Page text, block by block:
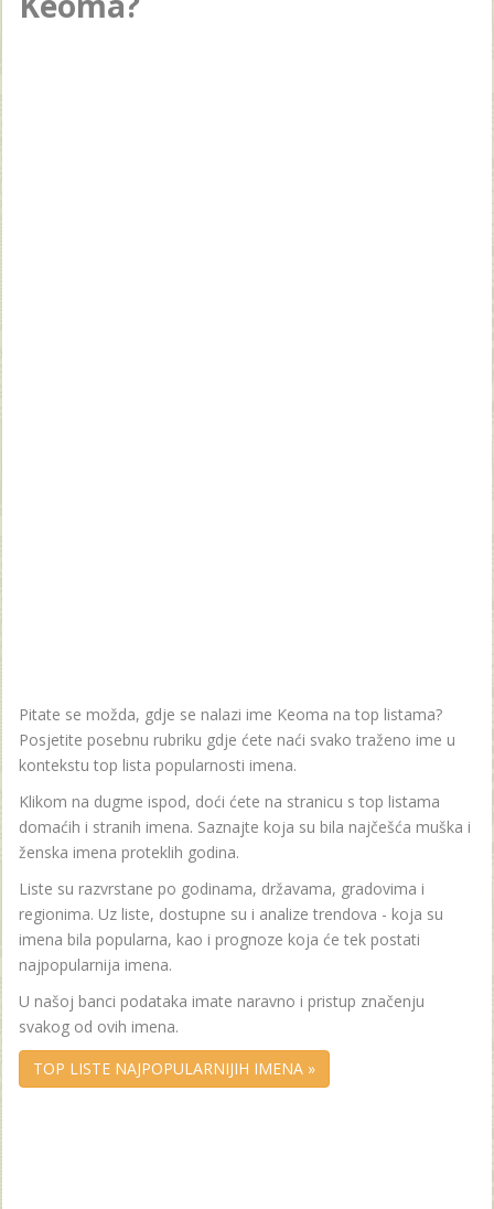
Pitate se možda, gdje se nalazi ime Keoma na top listama?
Posjetite posebnu rubriku gdje ćete naći svako traženo ime u
kontekstu top lista popularnosti imena.
Klikom na dugme ispod, doći ćete na stranicu s top listama
domaćih i stranih imena. Saznajte koja su bila najčešća muška i
ženska imena proteklih godina.
Liste su razvrstane po godinama, državama, gradovima i
regionima. Uz liste, dostupne su i analize trendova - koja su
imena bila popularna, kao i prognoze koja će tek postati
najpopularnija imena.
U našoj banci podataka imate naravno i pristup značenju
svakog od ovih imena.
TOP LISTE NAJPOPULARNIJIH IMENA »